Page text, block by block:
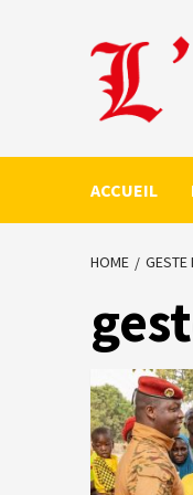
ACCUEIL
HOME GESTE